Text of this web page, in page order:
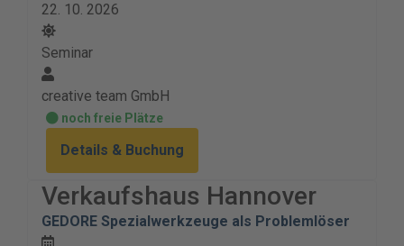
22. 10. 2026
Seminar
creative team GmbH
noch freie Plätze
Details & Buchung
Verkaufshaus Hannover
GEDORE Spezialwerkzeuge als Problemlöser